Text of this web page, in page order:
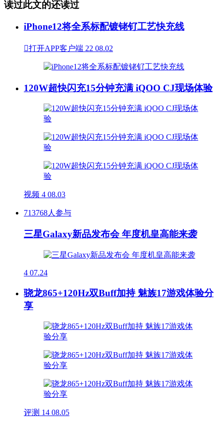
读过此文的还读过
iPhone12将全系标配镀铑钌工艺快充线
打开APP客户端 22 08.02
120W超快闪充15分钟充满 iQOO CJ现场体验
视频 4 08.03
713768人参与
三星Galaxy新品发布会 年度机皇高能来袭
4 07.24
骁龙865+120Hz双Buff加持 魅族17游戏体验分
享
评测 14 08.05